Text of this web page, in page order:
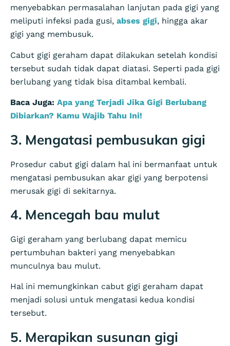
menyebabkan permasalahan lanjutan pada gigi yang
meliputi infeksi pada gusi, abses gigi, hingga akar
gigi yang membusuk.
Cabut gigi geraham dapat dilakukan setelah kondisi
tersebut sudah tidak dapat diatasi. Seperti pada gigi
berlubang yang tidak bisa ditambal kembali.
Baca Juga: Apa yang Terjadi Jika Gigi Berlubang
Dibiarkan? Kamu Wajib Tahu Ini!
3. Mengatasi pembusukan gigi
Prosedur cabut gigi dalam hal ini bermanfaat untuk
mengatasi pembusukan akar gigi yang berpotensi
merusak gigi di sekitarnya.
4. Mencegah bau mulut
Gigi geraham yang berlubang dapat memicu
pertumbuhan bakteri yang menyebabkan
munculnya bau mulut.
Hal ini memungkinkan cabut gigi geraham dapat
menjadi solusi untuk mengatasi kedua kondisi
tersebut.
5. Merapikan susunan gigi